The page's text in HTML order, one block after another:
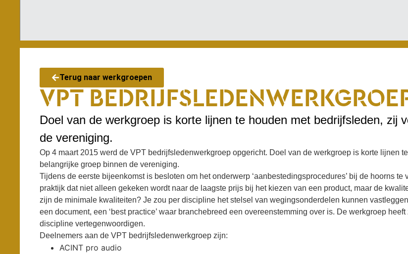
Terug naar werkgroepen
VPT
Doel van de werkgroep is korte lijnen te houden met bedrijfsleden, zij
de vereniging.
Op 4 maart 2015 werd de VPT bedrijfsledenwerkgroep opgericht. Doel van de werkgroep is korte lijnen
belangrijke groep binnen de vereniging.
Tijdens de eerste bijeenkomst is besloten om het onderwerp ‘aanbestedingsprocedures’ bij de hoorns
praktijk dat niet alleen gekeken wordt naar de laagste prijs bij het kiezen van een product, maar de
zijn de minimale kwaliteiten? Je zou per discipline het stelsel van wegingsonderdelen kunnen
een document, een ‘best practice’ waar branchebreed een overeenstemming over is. De werkgroep
discipline vertegenwoordigen.
Deelnemers aan de VPT bedrijfsledenwerkgroep zijn:
ACINT pro audio